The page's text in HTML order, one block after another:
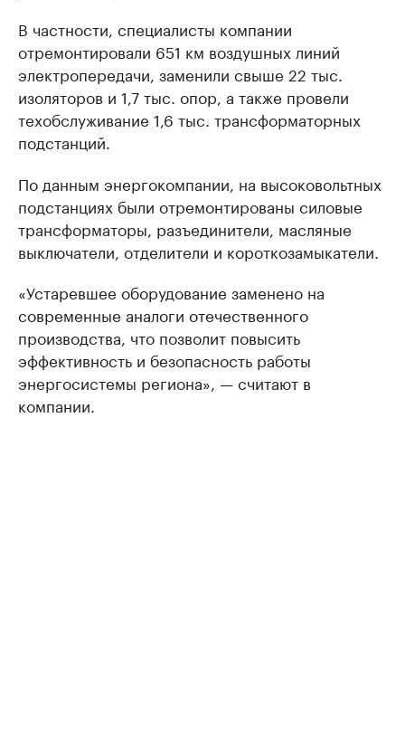
В частности, специалисты компании
отремонтировали 651 км воздушных линий
электропередачи, заменили свыше 22 тыс.
изоляторов и 1,7 тыс. опор, а также провели
техобслуживание 1,6 тыс. трансформаторных
подстанций.
По данным энергокомпании, на высоковольтных
подстанциях были отремонтированы силовые
трансформаторы, разъединители, масляные
выключатели, отделители и короткозамыкатели.
«Устаревшее оборудование заменено на
современные аналоги отечественного
производства, что позволит повысить
эффективность и безопасность работы
энергосистемы региона», — считают в
компании.